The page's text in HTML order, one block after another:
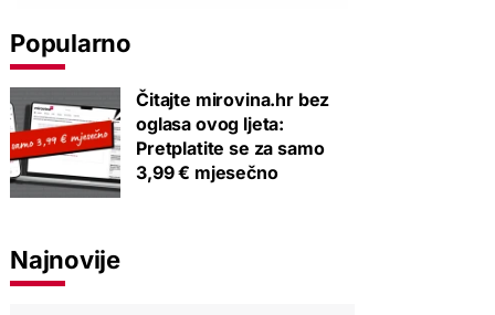
Popularno
Čitajte mirovina.hr bez
oglasa ovog ljeta:
Pretplatite se za samo
3,99 € mjesečno
Najnovije